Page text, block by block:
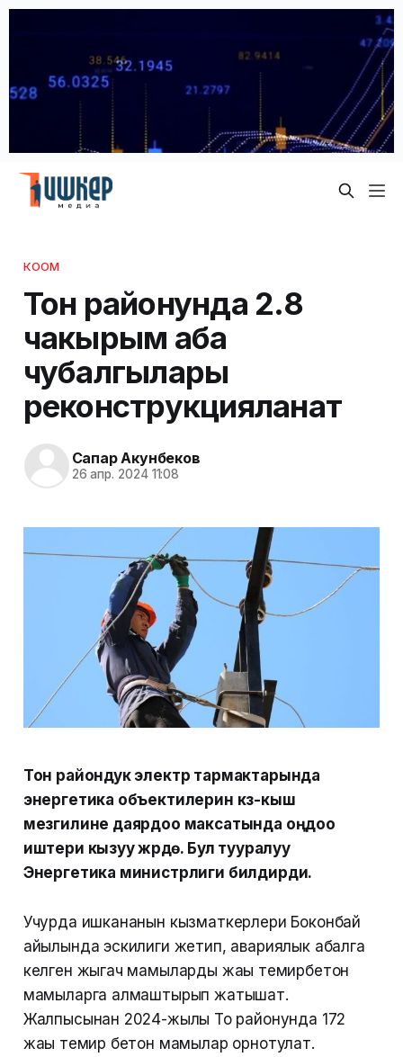
КООМ
Тон районунда 2.8
чакырым аба
чубалгылары
реконструкцияланат
Сапар Акунбеков
26 апр. 2024 11:08
Тон райондук электр тармактарында
энергетика объектилерин күз-кыш
мезгилине даярдоо максатында оңдоо
иштери кызуу жүрүүдө. Бул тууралуу
Энергетика министрлиги билдирди.
Учурда ишкананын кызматкерлери Боконбай
айылында эскилиги жетип, авариялык абалга
келген жыгач мамыларды жаңы темирбетон
мамыларга алмаштырып жатышат.
Жалпысынан 2024-жылы Тоң районунда 172
жаңы темир бетон мамылар орнотулат.